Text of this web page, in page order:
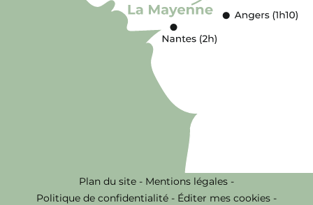
Plan du site - Mentions légales -
Politique de confidentialité - Éditer mes cookies -